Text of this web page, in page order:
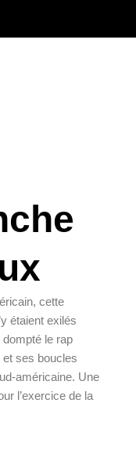
cette
étaient exilés
le rap
ses boucles
américaine. Une
l’exercice de la